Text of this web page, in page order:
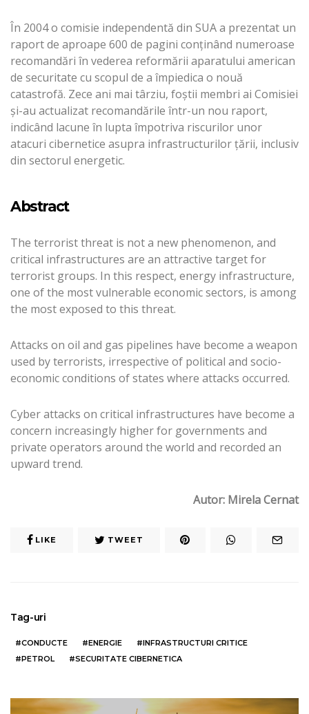
În 2004 o comisie independentă din SUA a prezentat un
raport de aproape 600 de pagini conţinând numeroase
recomandări în vederea reformării aparatului american
de securitate cu scopul de a împiedica o nouă
catastrofă. Zece ani mai târziu, foştii membri ai Comisiei
şi-au actualizat recomandările într-un nou raport,
indicând lacune în lupta împotriva riscurilor unor
atacuri cibernetice asupra infrastructurilor ţării, inclusiv
din sectorul energetic.
Abstract
The terrorist threat is not a new phenomenon, and
critical infrastructures are an attractive target for
terrorist groups. In this respect, energy infrastructure,
one of the most vulnerable economic sectors, is among
the most exposed to this threat.
Attacks on oil and gas pipelines have become a weapon
used by terrorists, irrespective of political and socio-
economic conditions of states where attacks occurred.
Cyber attacks on critical infrastructures have become a
concern increasingly higher for governments and
private operators around the world and recorded an
upward trend.
Autor: Mirela Cernat
LIKE TWEET
Tag-uri
CONDUCTE ENERGIE
INFRASTRUCTURI CRITICE
PETROL
SECURITATE CIBERNETICA